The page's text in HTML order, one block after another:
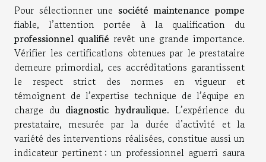
Pour sélectionner une société maintenance pompe
fiable, l’attention portée à la qualification du
professionnel qualifié revêt une grande importance.
Vérifier les certifications obtenues par le prestataire
demeure primordial, ces accréditations garantissent
le respect strict des normes en vigueur et
témoignent de l’expertise technique de l’équipe en
charge du diagnostic hydraulique. L’expérience du
prestataire, mesurée par la durée d’activité et la
variété des interventions réalisées, constitue aussi un
indicateur pertinent : un professionnel aguerri saura